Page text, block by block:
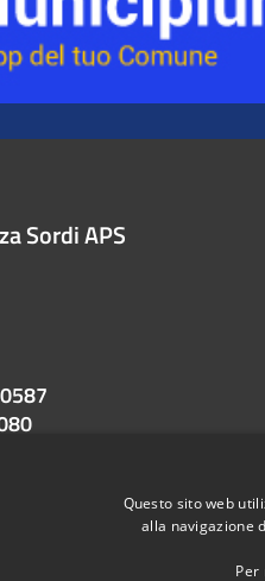
Sordi APS
Questo sito web
alla navigazione
Per